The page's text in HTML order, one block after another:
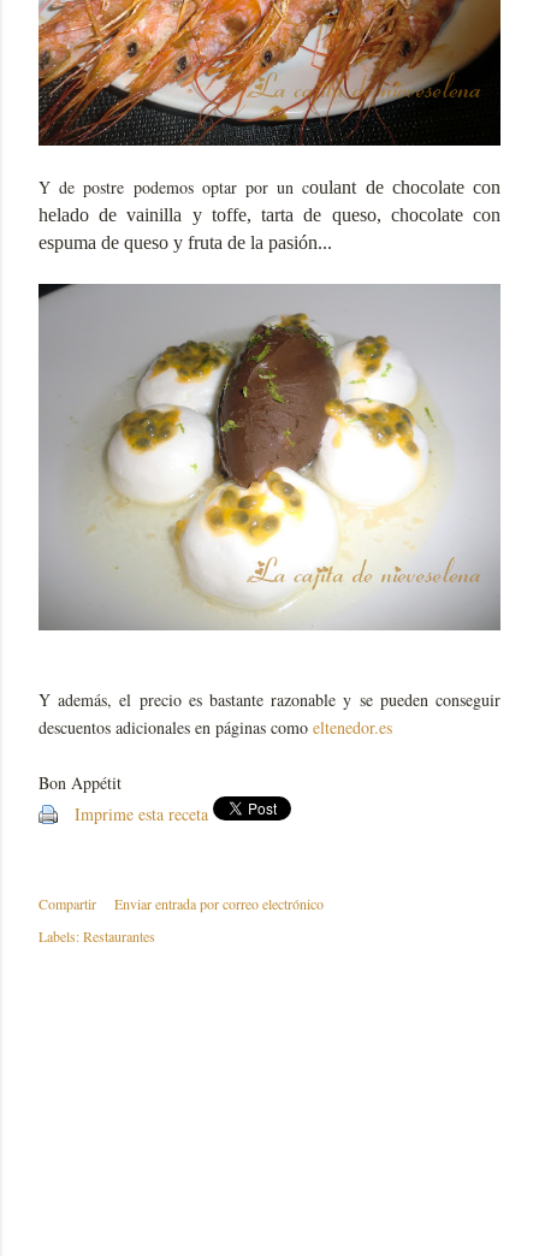
Y de postre podemos optar por un coulant de chocolate con
helado de vainilla y toffe, tarta de queso, chocolate con
espuma de queso y fruta de la pasión...
Y además, el precio es bastante razonable y se pueden conseguir
descuentos adicionales en páginas como eltenedor.es
Bon Appétit
Imprime esta receta
Compartir
Enviar entrada por correo electrónico
Labels:Restaurantes